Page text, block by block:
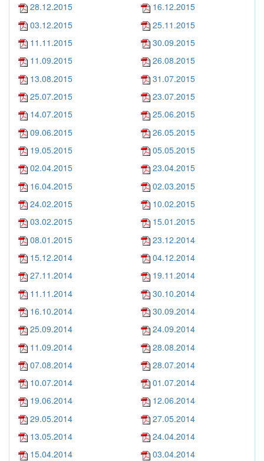
28.12.2015
16.12.2015
03.12.2015
25.11.2015
11.11.2015
30.09.2015
11.09.2015
26.08.2015
13.08.2015
31.07.2015
25.07.2015
23.07.2015
14.07.2015
25.06.2015
09.06.2015
26.05.2015
19.05.2015
05.05.2015
02.04.2015
23.04.2015
16.04.2015
02.03.2015
24.02.2015
10.02.2015
03.02.2015
15.01.2015
08.01.2015
23.12.2014
15.12.2014
04.12.2014
27.11.2014
19.11.2014
11.11.2014
30.10.2014
16.10.2014
30.09.2014
25.09.2014
24.09.2014
11.09.2014
28.08.2014
07.08.2014
28.07.2014
10.07.2014
01.07.2014
19.06.2014
12.06.2014
29.05.2014
27.05.2014
13.05.2014
24.04.2014
15.04.2014
03.04.2014